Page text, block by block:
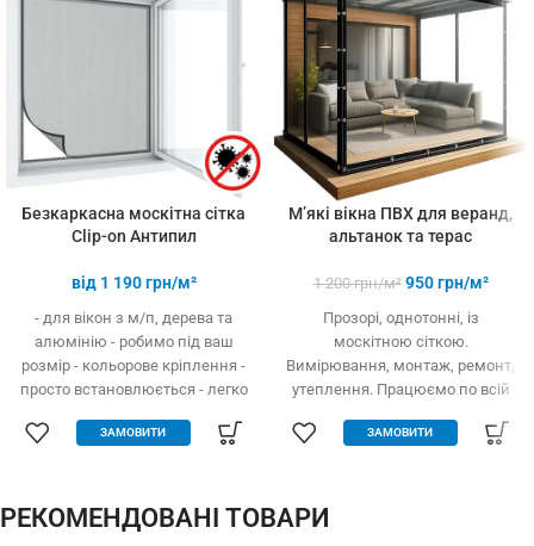
3-х і більше
Безкаркасна москітна сітка
Clip-on Антипил
від 1 190грн/м²
- для вікон з м/п, дерева та
алюмінію - робимо під ваш
розмір - кольорове кріплення -
просто встановлюється - легко
дешевше аналогів за явних
які форми та розміри:
трикутник, трапеція - проста в
ЗАМОВИТИ
М’які вікна ПВХ для веранд,
альтанок та терас
1 200грн/м² 950грн/м²
Прозорі, однотонні, із
москітною сіткою.
Вимірювання, монтаж, ремонт,
утеплення. Працюємо по всій
ЗАМОВИТИ
РЕКОМЕНДОВАНІ ТОВАРИ